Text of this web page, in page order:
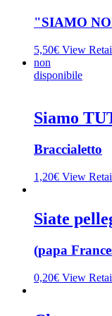
"SIAMO
5,50€ View
non
disponibile
Siamo
Braccialetto
1,20€ View
Siate
(papa
0,20€ View